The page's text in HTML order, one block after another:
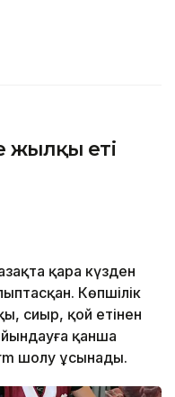
жылқы еті
қара күзден
Көпшілік
сиыр, қой етінен
қанша
шолу ұсынады.